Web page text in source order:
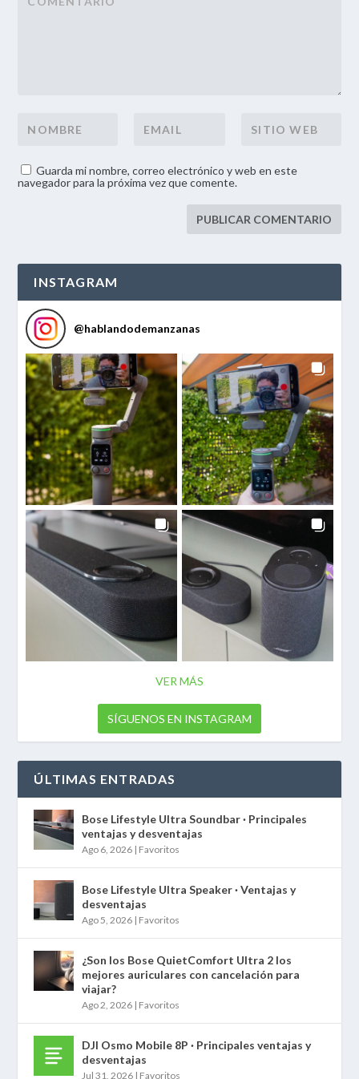
Guarda mi nombre, correo electrónico y web en este
navegador para la próxima vez que comente.
INSTAGRAM
@hablandodemanzanas
VER MÁS
SÍGUENOS EN INSTAGRAM
ÚLTIMAS ENTRADAS
Bose Lifestyle Ultra Soundbar · Principales
ventajas y desventajas
Ago 6, 2026 | Favoritos
Bose Lifestyle Ultra Speaker · Ventajas y
desventajas
Ago 5, 2026 | Favoritos
¿Son los Bose QuietComfort Ultra 2 los
mejores auriculares con cancelación para
viajar?
Ago 2, 2026 | Favoritos
DJI Osmo Mobile 8P · Principales ventajas y
desventajas
Jul 31, 2026 | Favoritos